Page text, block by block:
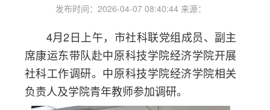
发布时间：2026-04-07 08:40:44 来源：
4月2日上午，市社科联党组成员、副主
席康运东带队赴中原科技学院经济学院开展
社科工作调研。中原科技学院经济学院相关
负责人及学院青年教师参加调研。